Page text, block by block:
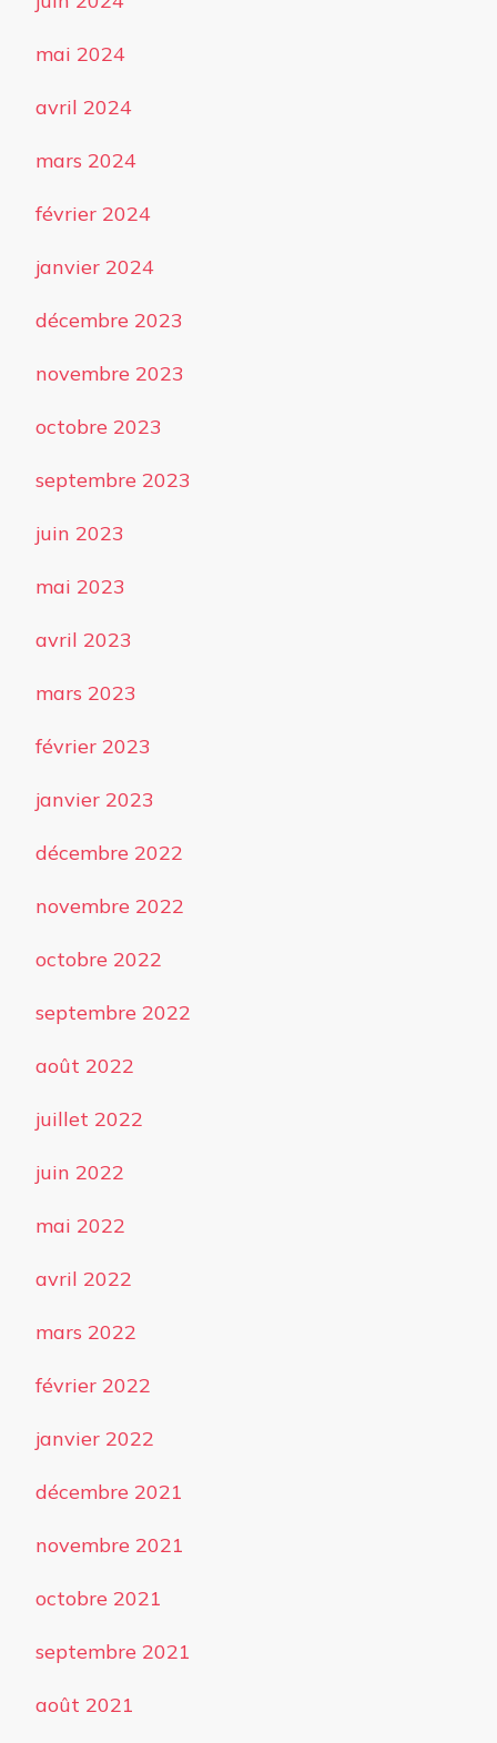
mai 2024
avril 2024
mars 2024
février 2024
janvier 2024
décembre 2023
novembre 2023
octobre 2023
septembre 2023
juin 2023
mai 2023
avril 2023
mars 2023
février 2023
janvier 2023
décembre 2022
novembre 2022
octobre 2022
septembre 2022
août 2022
juillet 2022
juin 2022
mai 2022
avril 2022
mars 2022
février 2022
janvier 2022
décembre 2021
novembre 2021
octobre 2021
septembre 2021
août 2021